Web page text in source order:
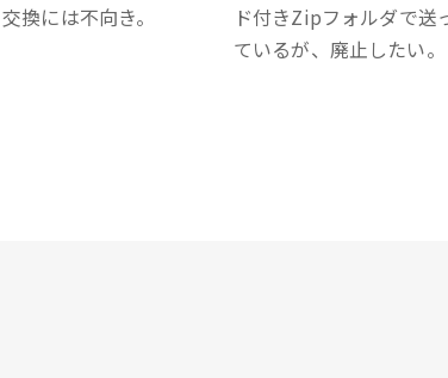
交換には不向き。
ド付きZipフォルダで送
ているが、廃止したい。